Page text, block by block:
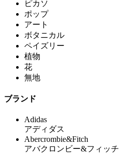
ピカソ
ポップ
アート
ボタニカル
ペイズリー
植物
花
無地
ブランド
Adidas
アディダス
Abercrombie&Fitch
アバクロンビー&フィッチ